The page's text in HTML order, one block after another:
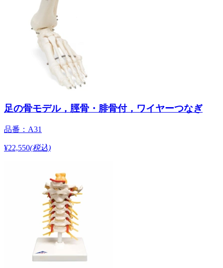
足の骨モデル，脛骨・腓骨付，ワイヤーつなぎ
品番：A31
¥22,550(税込)